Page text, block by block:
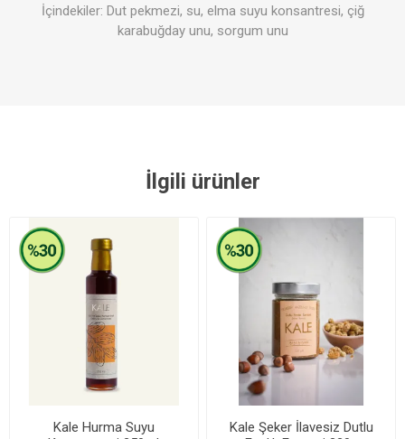
İçindekiler: Dut pekmezi, su, elma suyu konsantresi, çiğ
karabuğday unu, sorgum unu
İlgili ürünler
Kale Hurma Suyu
Kale Şeker İlavesiz Dutlu